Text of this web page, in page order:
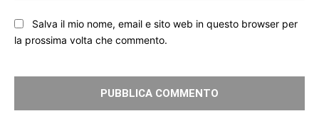
Salva il mio nome, email e sito web in questo browser per
la prossima volta che commento.